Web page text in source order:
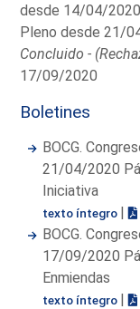
desde 14/04/
Pleno desde 21/
Concluido -
17/09/2020
Boletines
BOCG.
21/04/2020
Iniciativa
texto íntegro |
BOCG.
17/09/2020
Enmiendas
texto íntegro |